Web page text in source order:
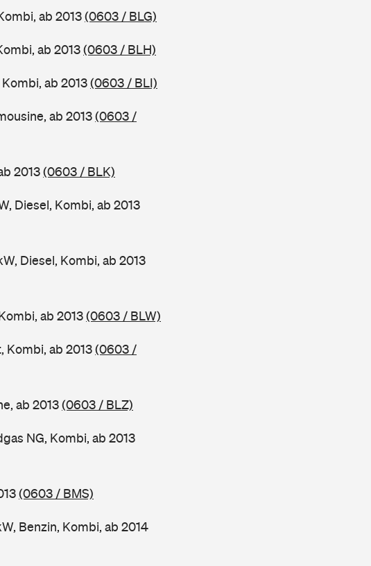
ab 2013(0603 / BLG)
ab 2013(0603 / BLH)
ab 2013(0603 / BLI)
ab 2013(0603 /
2013(0603 / BLK)
Diesel, Kombi, ab 2013
Diesel, Kombi, ab 2013
ab 2013(0603 / BLW)
Kombi, ab 2013(0603 /
ab 2013(0603 / BLZ)
NG, Kombi, ab 2013
(0603 / BMS)
Benzin, Kombi, ab 2014